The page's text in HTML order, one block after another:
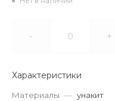
- +
Характеристики
Материалы — унакит